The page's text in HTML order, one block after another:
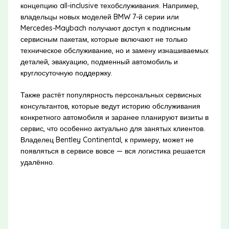
концепцию all-inclusive техобслуживания. Например,
владельцы новых моделей BMW 7-й серии или
Mercedes-Maybach получают доступ к подписным
сервисным пакетам, которые включают не только
техническое обслуживание, но и замену изнашиваемых
деталей, эвакуацию, подменный автомобиль и
круглосуточную поддержку.
Также растёт популярность персональных сервисных
консультантов, которые ведут историю обслуживания
конкретного автомобиля и заранее планируют визиты в
сервис, что особенно актуально для занятых клиентов.
Владелец Bentley Continental, к примеру, может не
появляться в сервисе вовсе — вся логистика решается
удалённо.